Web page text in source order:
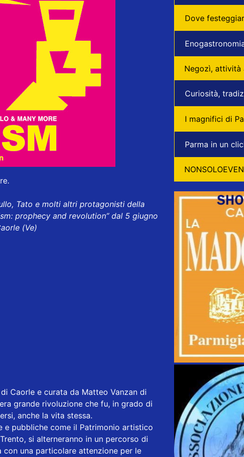
Tato e molti altri protagonisti della
prophecy and revolution” dal 5 giugno
(Ve)
Caorle e curata da Matteo Vanzan di
grande rivoluzione che fu, in grado di
anche la vita stessa.
e pubbliche come il Patrimonio artistico
si alterneranno in un percorso di
una particolare attenzione per le
Dove
Negozì, attività
Curiosità,
I magnifici di
Parma in un